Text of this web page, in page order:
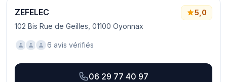
ZEFELEC
102 Bis Rue de Geilles, 01100 Oyonnax
5,0
6 avis vérifiés
06 29 77 40 97